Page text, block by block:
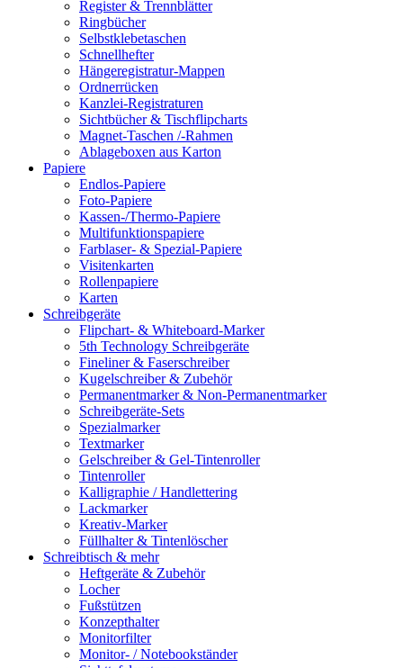
Register & Trennblätter
Ringbücher
Selbstklebetaschen
Schnellhefter
Hängeregistratur-Mappen
Ordnerrücken
Kanzlei-Registraturen
Sichtbücher & Tischflipcharts
Magnet-Taschen /-Rahmen
Ablageboxen aus Karton
Papiere
Endlos-Papiere
Foto-Papiere
Kassen-/Thermo-Papiere
Multifunktionspapiere
Farblaser- & Spezial-Papiere
Visitenkarten
Rollenpapiere
Karten
Schreibgeräte
Flipchart- & Whiteboard-Marker
5th Technology Schreibgeräte
Fineliner & Faserschreiber
Kugelschreiber & Zubehör
Permanentmarker & Non-Permanentmarker
Schreibgeräte-Sets
Spezialmarker
Textmarker
Gelschreiber & Gel-Tintenroller
Tintenroller
Kalligraphie / Handlettering
Lackmarker
Kreativ-Marker
Füllhalter & Tintenlöscher
Schreibtisch & mehr
Heftgeräte & Zubehör
Locher
Fußstützen
Konzepthalter
Monitorfilter
Monitor- / Notebookständer